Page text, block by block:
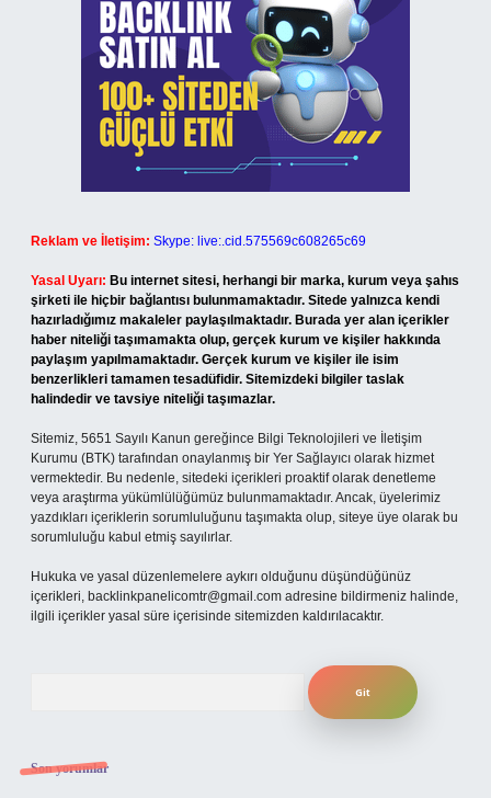
Reklam ve İletişim: Skype: live:.cid.575569c608265c69
Yasal Uyarı: Bu internet sitesi, herhangi bir marka, kurum veya şahıs
şirketi ile hiçbir bağlantısı bulunmamaktadır. Sitede yalnızca kendi
hazırladığımız makaleler paylaşılmaktadır. Burada yer alan içerikler
haber niteliği taşımamakta olup, gerçek kurum ve kişiler hakkında
paylaşım yapılmamaktadır. Gerçek kurum ve kişiler ile isim
benzerlikleri tamamen tesadüfidir. Sitemizdeki bilgiler taslak
halindedir ve tavsiye niteliği taşımazlar.
Sitemiz, 5651 Sayılı Kanun gereğince Bilgi Teknolojileri ve İletişim
Kurumu (BTK) tarafından onaylanmış bir Yer Sağlayıcı olarak hizmet
vermektedir. Bu nedenle, sitedeki içerikleri proaktif olarak denetleme
veya araştırma yükümlülüğümüz bulunmamaktadır. Ancak, üyelerimiz
yazdıkları içeriklerin sorumluluğunu taşımakta olup, siteye üye olarak bu
sorumluluğu kabul etmiş sayılırlar.
Hukuka ve yasal düzenlemelere aykırı olduğunu düşündüğünüz
içerikleri, backlinkpanelicomtr@gmail.com adresine bildirmeniz halinde,
ilgili içerikler yasal süre içerisinde sitemizden kaldırılacaktır.
Son yorumlar